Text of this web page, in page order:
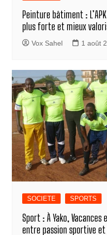
Peinture bâtiment :
plus forte et mieux
Vox Sahel 1 août
SOCIETE SPORTS
Sport : À Yako, Vacances
entre passion sportive